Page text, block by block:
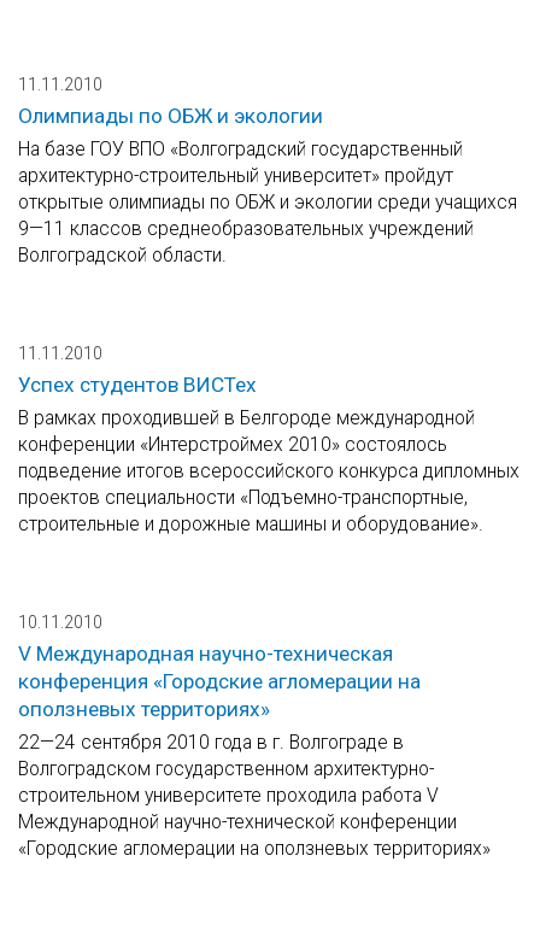
11.11.2010
Олимпиады по ОБЖ и экологии
На базе ГОУ ВПО «Волгоградский государственный
архитектурно-строительный университет» пройдут
открытые олимпиады по ОБЖ и экологии среди учащихся
9—11 классов среднеобразовательных учреждений
Волгоградской области.
11.11.2010
Успех студентов ВИСТех
В рамках проходившей в Белгороде международной
конференции «Интерстроймех 2010» состоялось
подведение итогов всероссийского конкурса дипломных
проектов специальности «Подъемно-транспортные,
строительные и дорожные машины и оборудование».
10.11.2010
V Международная научно-техническая
конференция «Городские агломерации на
оползневых территориях»
22—24 сентября 2010 года в г. Волгограде в
Волгоградском государственном архитектурно-
строительном университете проходила работа V
Международной научно-технической конференции
«Городские агломерации на оползневых территориях»